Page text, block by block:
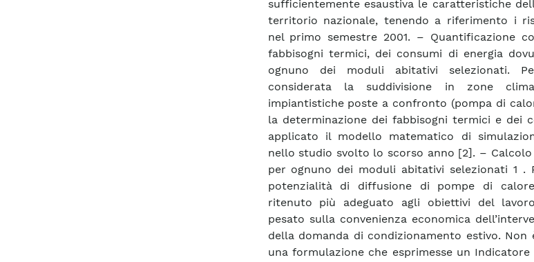
sufficientemente esaustiva le caratteristiche
territorio nazionale, tenendo a riferimento i
nel primo semestre 2001. – Quantificazione
fabbisogni termici, dei consumi di energia
ognuno dei moduli abitativi selezionati.
considerata la suddivisione in zone
impiantistiche poste a confronto (pompa di
la determinazione dei fabbisogni termici e dei
applicato il modello matematico di
nello studio svolto lo scorso anno [2]. –
per ognuno dei moduli abitativi selezionati 1 .
potenzialità di diffusione di pompe di
ritenuto più adeguato agli obiettivi del
pesato sulla convenienza economica
della domanda di condizionamento estivo.
una formulazione che esprimesse un Indicatore